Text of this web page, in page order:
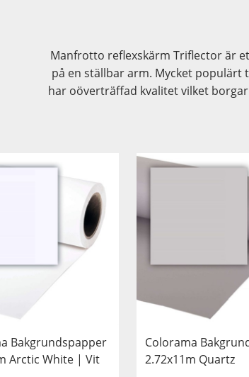
Manfrotto reflexskärm Triflector är
på en ställbar arm. Mycket
har oöverträffad kvalitet vilket
Bakgrundspapper
Arctic White | Vit
Colorama
2.72x11m Quartz